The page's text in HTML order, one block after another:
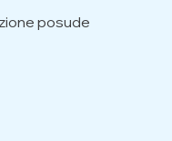
posude